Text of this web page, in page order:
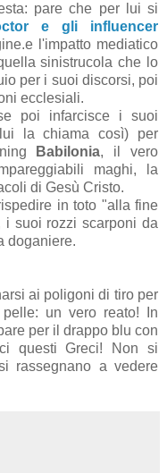
pare che per lui si
e gli influencer
l'impatto mediatico
sinistrucola che lo
per i suoi discorsi, poi
ecclesiali.
poi infarcisce i suoi
la chiama così) per
Babilonia, il vero
maghi, la
di Gesù Cristo.
in toto "alla fine
suoi rozzi scarponi da
doganiere.
ai poligoni di tiro per
un vero reato! In
per il drappo blu con
questi Greci! Non si
rassegnano a vedere